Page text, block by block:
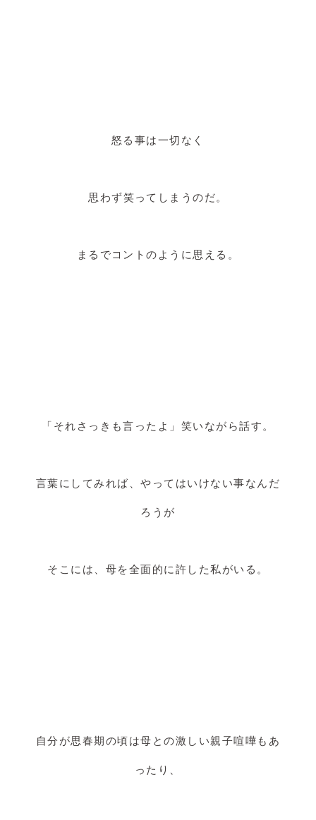
怒る事は一切なく
思わず笑ってしまうのだ。
まるでコントのように思える。
「それさっきも言ったよ」笑いながら話す。
言葉にしてみれば、やってはいけない事なんだ
ろうが
そこには、母を全面的に許した私がいる。
自分が思春期の頃は母との激しい親子喧嘩もあ
ったり、